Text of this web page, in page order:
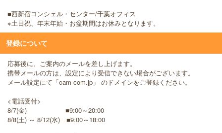
■西新宿コンシェル・センター/千葉オフィス
※土日祝、年末年始・お盆期間はお休みとなります。
登録について
応募後に、ご案内のメールを差し上げます。
携帯メールの方は、設定により受信できない場合がございます。
メール設定にて「cam-com.jp」 のドメインをご登録ください。
<電話受付>
8/7(金) ■9:00～20:00
8/8(土) ～ 8/12(水) ■9:00～18:00